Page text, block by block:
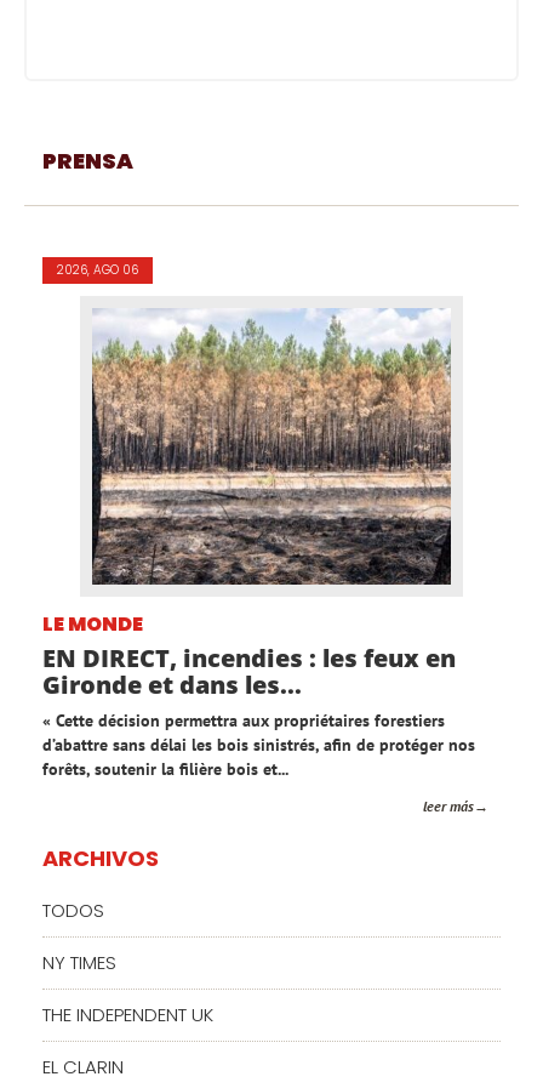
PRENSA
2026, AGO 06
LE MONDE
EN DIRECT, incendies : les feux en
Gironde et dans les...
« Cette décision permettra aux propriétaires forestiers
d’abattre sans délai les bois sinistrés, afin de protéger nos
forêts, soutenir la filière bois et...
leer más
ARCHIVOS
TODOS
NY TIMES
THE INDEPENDENT UK
EL CLARIN